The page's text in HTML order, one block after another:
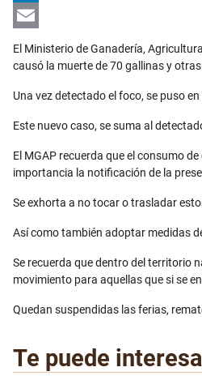
LinkedIn
Email
El Ministerio de Ganadería,
causó la muerte de 70 gallinas y
Una vez detectado el foco, se puso
Este nuevo caso, se suma al
El MGAP recuerda que el consumo
importancia la notificación de la
Se exhorta a no tocar o trasladar
Así como también adoptar medidas
Se recuerda que dentro del territorio
movimiento para aquellas que si se
Quedan suspendidas las ferias,
Te puede